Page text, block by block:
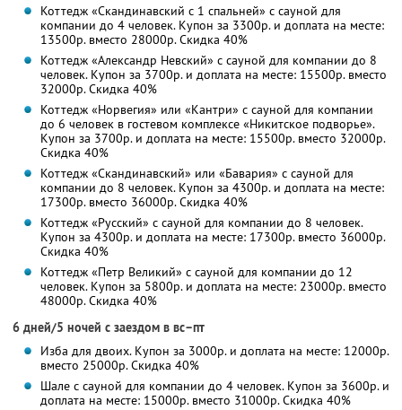
Коттедж «Скандинавский с 1 спальней» с сауной для
компании до 4 человек. Купон за 3300р. и доплата на месте:
13500р. вместо 28000р. Скидка 40%
Коттедж «Александр Невский» с сауной для компании до 8
человек. Купон за 3700р. и доплата на месте: 15500р. вместо
32000р. Скидка 40%
Коттедж «Норвегия» или «Кантри» с сауной для компании
до 6 человек в гостевом комплексе «Никитское подворье».
Купон за 3700р. и доплата на месте: 15500р. вместо 32000р.
Скидка 40%
Коттедж «Скандинавский» или «Бавария» с сауной для
компании до 8 человек. Купон за 4300р. и доплата на месте:
17300р. вместо 36000р. Скидка 40%
Коттедж «Русский» с сауной для компании до 8 человек.
Купон за 4300р. и доплата на месте: 17300р. вместо 36000р.
Скидка 40%
Коттедж «Петр Великий» с сауной для компании до 12
человек. Купон за 5800р. и доплата на месте: 23000р. вместо
48000р. Скидка 40%
6 дней/5 ночей с заездом в вс–пт
Изба для двоих. Купон за 3000р. и доплата на месте: 12000р.
вместо 25000р. Скидка 40%
Шале с сауной для компании до 4 человек. Купон за 3600р. и
доплата на месте: 15000р. вместо 31000р. Скидка 40%